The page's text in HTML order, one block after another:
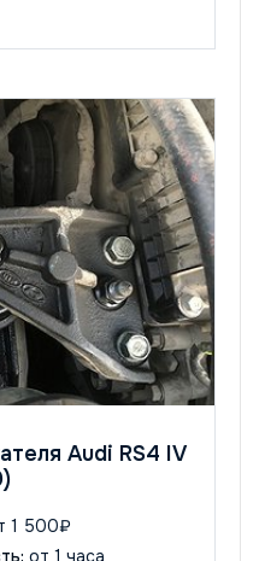
Audi RS4 IV
1 500₽
от 1 часа